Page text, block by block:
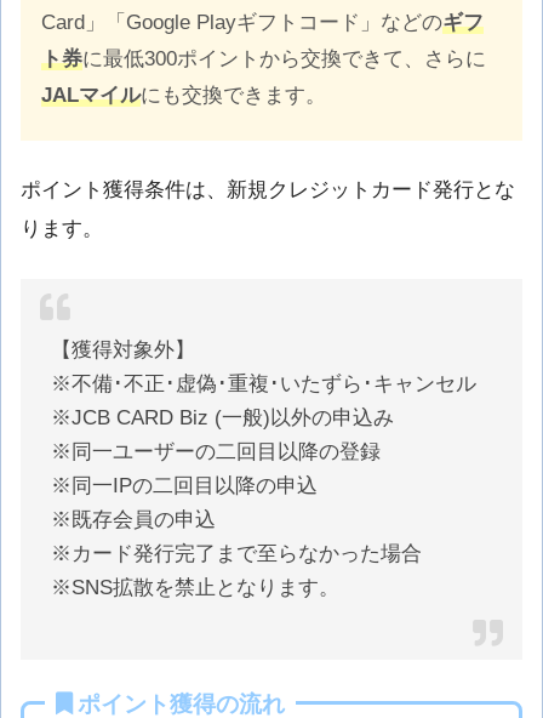
Card」「Google Playギフトコード」などのギフ
ト券に最低300ポイントから交換できて、さらに
JALマイルにも交換できます。
ポイント獲得条件は、新規クレジットカード発行とな
ります。
【獲得対象外】
※不備･不正･虚偽･重複･いたずら･キャンセル
※JCB CARD Biz (一般)以外の申込み
※同一ユーザーの二回目以降の登録
※同一IPの二回目以降の申込
※既存会員の申込
※カード発行完了まで至らなかった場合
※SNS拡散を禁止となります。
ポイント獲得の流れ